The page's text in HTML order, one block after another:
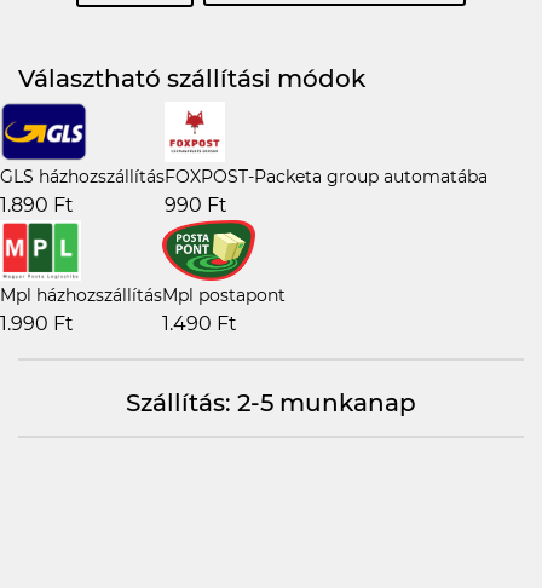
Választható szállítási módok
GLS házhozszállítás
1.890 Ft
FOXPOST-Packeta group automatába
990 Ft
Mpl házhozszállítás
1.990 Ft
Mpl postapont
1.490 Ft
Szállítás: 2-5 munkanap